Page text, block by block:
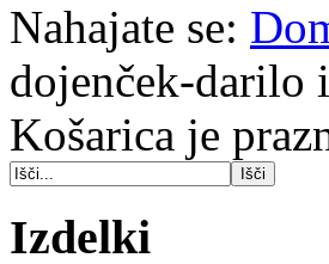
Nahajate se:
dojenček-darilo
Košarica je
Izdelki